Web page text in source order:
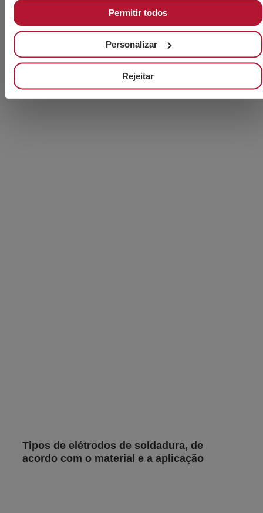
Permitir todos
Personalizar
Rejeitar
Soldadura MIG: processo, materiais de
adição e aplicações industriais
Tipos de elétrodos de soldadura, de
acordo com o material e a aplicação